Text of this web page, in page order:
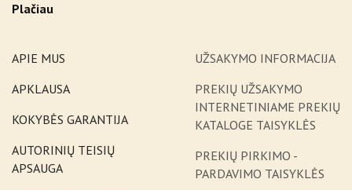
Plačiau
APIE MUS
APKLAUSA
KOKYBĖS GARANTIJA
AUTORINIŲ TEISIŲ
APSAUGA
UŽSAKYMO INFORMACIJA
PREKIŲ UŽSAKYMO
INTERNETINIAME PREKIŲ
KATALOGE TAISYKLĖS
PREKIŲ PIRKIMO -
PARDAVIMO TAISYKLĖS